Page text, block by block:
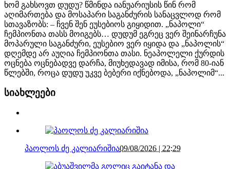
ხომ გახსოვთ დუდუ? წმინდა იანუარიუსის წინ რომ
აღიმართება და მოსაპარი საგანძურის სანაცვლოდ რომ
სთავაზობს: – ჩვენ შენ ეუსებიოს გიყიდით. „ნაპოლი“
ჩემპიონთა თასს მოიგებს… დუდუმ ეგრეც ვერ შეინარჩუნა
მოპარული საგანძური, ეუსებიო ვერ იყიდა და „ნაპოლის“
დღემდე არ აუღია ჩემპიონთა თასი. ნეაპოლელი ქურდის
ოცნება ოცნებადვე დარჩა, მიუხედავად იმისა, რომ 80-იან
წლებში, როცა დუდუ უკვე ბებერი იქნებოდა, „ნაპოლიმ“...
სიახლეები
პაოლოს ძე კალიარიშია09/08/2026 | 22:29